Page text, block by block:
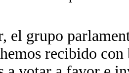
el grupo
recibido con